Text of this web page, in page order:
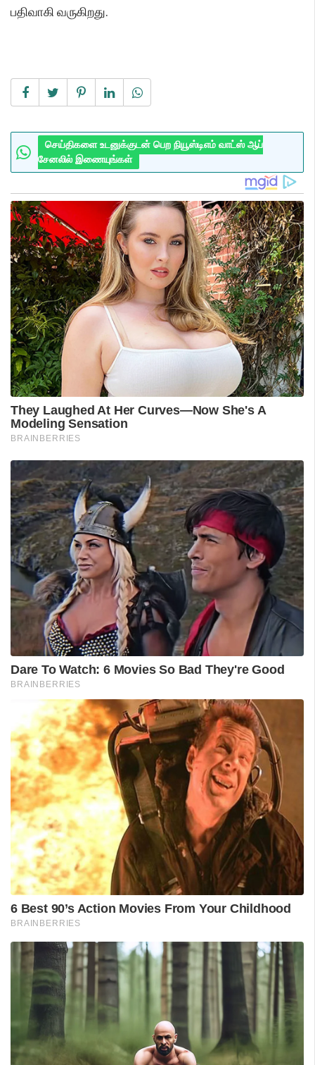
பதிவாகி வருகிறது.
செய்திகளை உடனுக்குடன் பெற நியூஸ்டிஎம் வாட்ஸ் ஆப்
சேனலில் இணையுங்கள்